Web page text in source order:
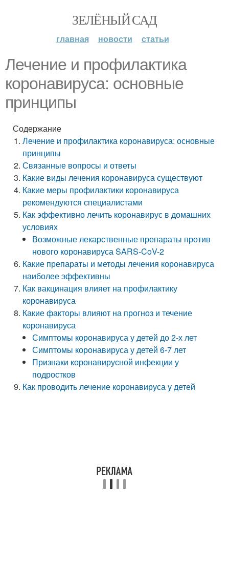
ЗЕЛЁНЫЙ САД
главная новости статьи
Лечение и профилактика
коронавируса: основные
принципы
Содержание
Лечение и профилактика коронавируса: основные
принципы
Связанные вопросы и ответы
Какие виды лечения коронавируса существуют
Какие меры профилактики коронавируса
рекомендуются специалистами
Как эффективно лечить коронавирус в домашних
условиях
Возможные лекарственные препараты против
нового коронавируса SARS-CoV-2
Какие препараты и методы лечения коронавируса
наиболее эффективны
Как вакцинация влияет на профилактику
коронавируса
Какие факторы влияют на прогноз и течение
коронавируса
Симптомы коронавируса у детей до 2-х лет
Симптомы коронавируса у детей 6-7 лет
Признаки коронавирусной инфекции у
подростков
Как проводить лечение коронавируса у детей